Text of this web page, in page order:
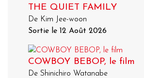
THE QUIET FAMILY
De Kim Jee-woon
Sortie le 12 Août 2026
COWBOY BEBOP, le film
De Shinichiro Watanabe